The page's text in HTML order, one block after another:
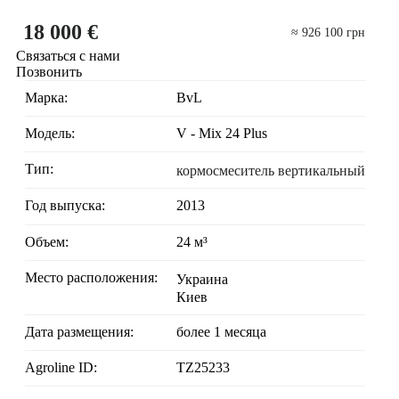
18 000 € ≈ 926 100 грн
Связаться с нами
Позвонить
Марка:
BvL
Модель: V - Mix 24 Plus
Тип: кормосмеситель вертикальный
Год выпуска: 2013
Объем: 24 м³
Место расположения:
Украина
Киев
Дата размещения: более 1 месяца
Agroline ID: TZ25233